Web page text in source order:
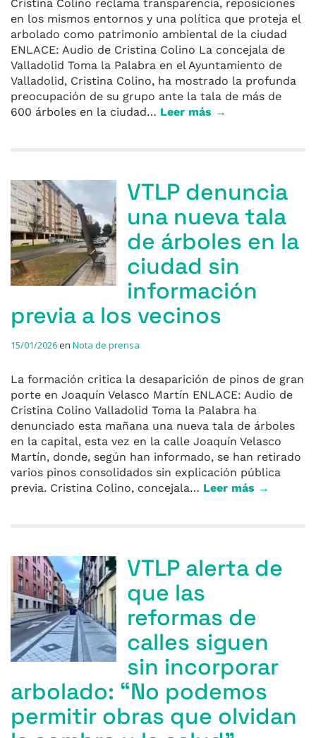
Cristina Colino reclama transparencia, reposiciones
en los mismos entornos y una política que proteja el
arbolado como patrimonio ambiental de la ciudad
ENLACE: Audio de Cristina Colino La concejala de
Valladolid Toma la Palabra en el Ayuntamiento de
Valladolid, Cristina Colino, ha mostrado la profunda
preocupación de su grupo ante la tala de más de
600 árboles en la ciudad… Leer más →
VTLP denuncia
una nueva tala
de árboles en la
ciudad sin
información
previa a los vecinos
15/01/2026en Nota de prensa
La formación critica la desaparición de pinos de gran
porte en Joaquín Velasco Martín ENLACE: Audio de
Cristina Colino Valladolid Toma la Palabra ha
denunciado esta mañana una nueva tala de árboles
en la capital, esta vez en la calle Joaquín Velasco
Martín, donde, según han informado, se han retirado
varios pinos consolidados sin explicación pública
previa. Cristina Colino, concejala… Leer más →
VTLP alerta de
que las
reformas de
calles siguen
sin incorporar
arbolado: “No podemos
permitir obras que olvidan